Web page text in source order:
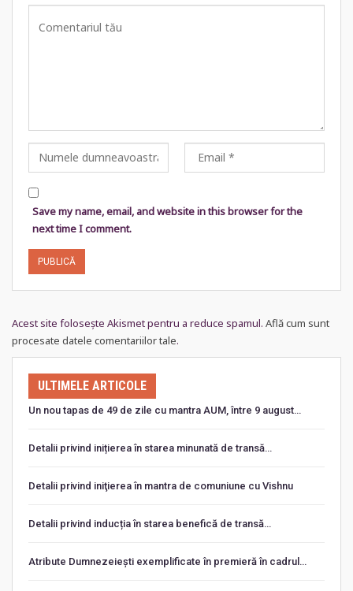
Save my name, email, and website in this browser for the
next time I comment.
Acest site folosește Akismet pentru a reduce spamul. Află cum sunt
procesate datele comentariilor tale.
ULTIMELE ARTICOLE
Un nou tapas de 49 de zile cu mantra AUM, între 9 august…
Detalii privind inițierea în starea minunată de transă…
Detalii privind iniţierea în mantra de comuniune cu Vishnu
Detalii privind inducția în starea benefică de transă…
Atribute Dumnezeiești exemplificate în premieră în cadrul…